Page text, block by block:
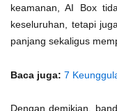
keamanan, AI Box
keseluruhan, tetapi
panjang sekaligus
Baca juga: 7
Dengan demikian,